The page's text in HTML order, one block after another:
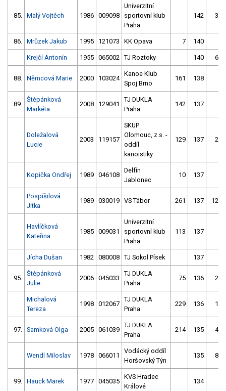
85. Malý Vojtěch 1986 009098
Univerzitní
sportovní klub
Praha
142 37
86. Mrůzek Jakub 1995 121073 KK Opava 7 140
Krejčí Antonín 1955 065002 TJ Roztoky 140 61
88. Němcová Marie 2000 103024
Kanoe Klub
Spoj Brno
161 138
89.
Štěpánková
Markéta
2008 129041
TJ DUKLA
Praha
142 137
Doležalová
Lucie
2003 119157
SKUP
Olomouc, z.s. -
oddíl
kanoistiky
129 137 27
Kopička Ondřej 1989 046108
Delfín
Jablonec
10 137
Pospíšilová
Jitka
1989 030019 VS Tábor 261 137 129
Havlíčková
Kateřina
1985 009031
Univerzitní
sportovní klub
Praha
113 137
Jícha Dušan 1982 080008 TJ Sokol Písek 137
95.
Štěpánková
Julie
2006 045033
TJ DUKLA
Praha
75 136 28
Michalová
Tereza
1998 012067
TJ DUKLA
Praha
229 136 19
97. Samková Olga 2005 061039
TJ DUKLA
Praha
214 135 41
Wendl Miloslav 1978 066011
Vodácký oddíl
Horšovský Týn
135 80
99. Hauck Marek 1977 045035
KVS Hradec
Králové
134